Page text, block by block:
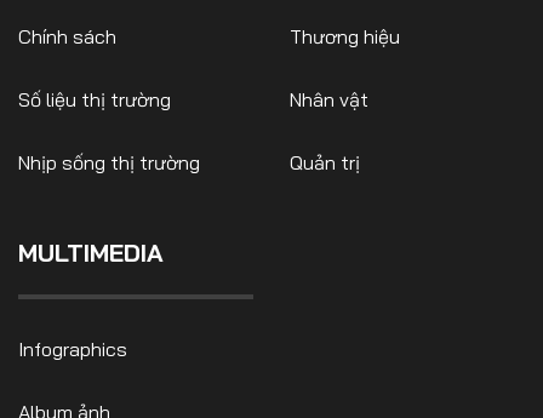
Chính sách
Số liệu thị trường
Nhịp sống thị trường
Thương hiệu
Nhân vật
Quản trị
MULTIMEDIA
Infographics
Album ảnh